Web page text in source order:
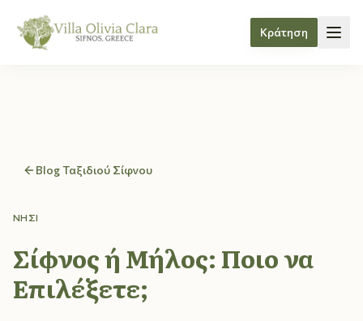
Κράτηση
Blog Ταξιδιού Σίφνου
ΝΗΣΊ
Σίφνος ή Μήλος: Ποιο να
Επιλέξετε;